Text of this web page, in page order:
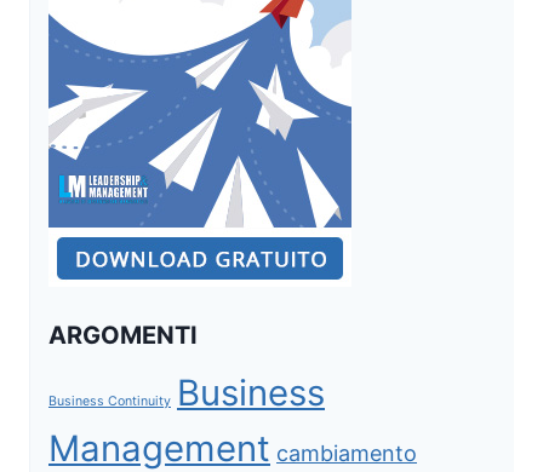
ARGOMENTI
Business Continuity Business
Management cambiamento